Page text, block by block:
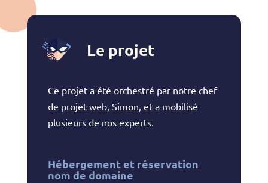
Le projet
Ce projet a été orchestré par notre chef
de projet web, Simon, et a mobilisé
plusieurs de nos experts.
Hébergement et réservation
nom de domaine